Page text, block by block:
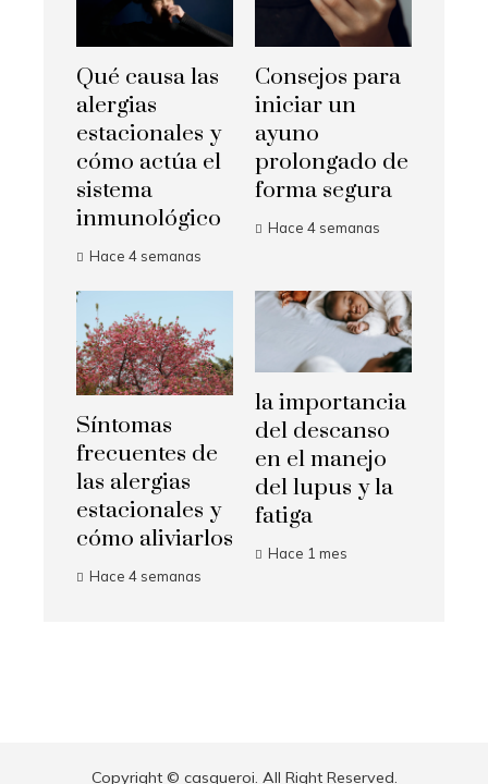
Qué causa las
alergias
estacionales y
cómo actúa el
sistema
inmunológico
Hace 4 semanas
Consejos para
iniciar un
ayuno
prolongado de
forma segura
Hace 4 semanas
Síntomas
frecuentes de
las alergias
estacionales y
cómo aliviarlos
Hace 4 semanas
la importancia
del descanso
en el manejo
del lupus y la
fatiga
Hace 1 mes
Copyright © casqueroi. All Right Reserved.